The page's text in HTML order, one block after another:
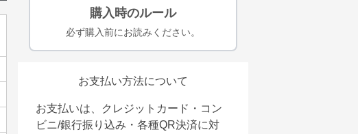
購入時のルール
必ず購入前にお読みください。
お支払い方法について
お支払いは、クレジットカード・コン
ビニ/銀行振り込み・各種QR決済に対